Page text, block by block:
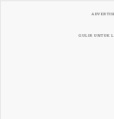
GULIR UNTUK